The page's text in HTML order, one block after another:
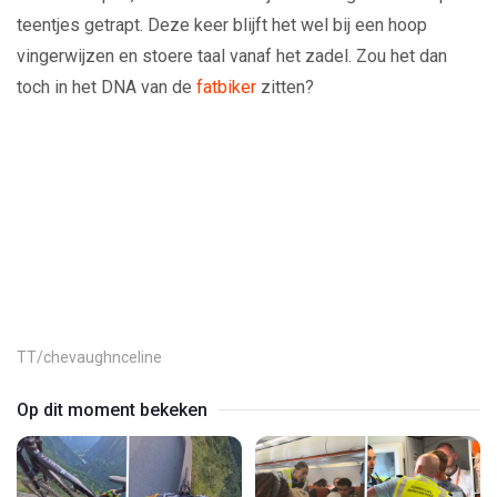
teentjes getrapt. Deze keer blijft het wel bij een hoop
vingerwijzen en stoere taal vanaf het zadel. Zou het dan
toch in het DNA van de fatbiker zitten?
TT/chevaughnceline
Op dit moment bekeken